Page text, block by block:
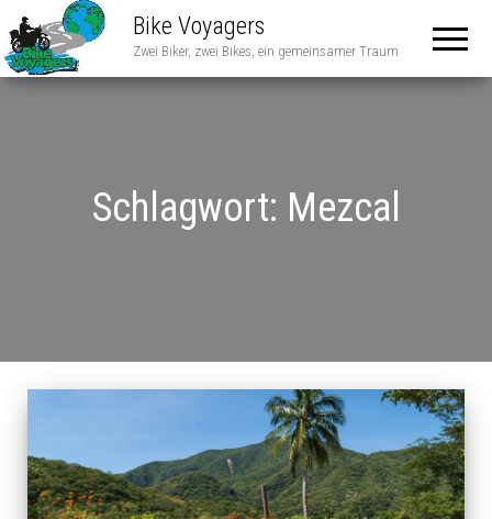
Bike Voyagers
Zwei Biker, zwei Bikes, ein gemeinsamer Traum
Schlagwort: Mezcal